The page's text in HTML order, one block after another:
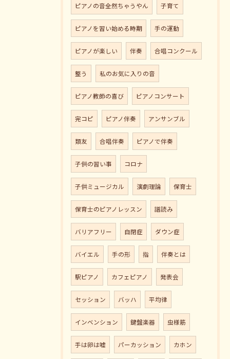
ピアノの音全然ちゃうやん 子育て
ピアノを習い始める時期 手の運動
ピアノが楽しい 伴奏 合唱コンクール
整う 私のお気に入りの音
ピアノ教師の喜び ピアノコンサート
完コピ ピアノ伴奏 アンサンブル
類友 合唱伴奏 ピアノで伴奏
子供の習い事 コロナ
子供ミュージカル 演劇理論 保育士
保育士のピアノレッスン 譜読み
バリアフリー 自閉症 ダウン症
バイエル 手の形 指 伴奏とは
駅ピアノ カフェピアノ 発表会
セッション バッハ 平均律
インベンション 鍵盤楽器 虫様筋
手は卵は嘘 パーカッション カホン